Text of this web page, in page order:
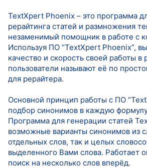
TextXpert Phoenix – это программа
рерайтинга статей и размножения
незаменимый помощник в работе с
Используя ПО “TextXpert Phoenix”,
качество и скорость своей работы в
пользователи называют её по
для рерайтера.
Основной принцип работы с ПО
подбор синонимов в каждую
Программа для генерации статей
возможные варианты синонимов из
отдельных слов, так и целых
выделенного Вами слова. Работает
поиск на несколько слов вперёд.